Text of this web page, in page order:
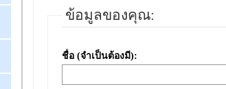
ข้อมูลของคุณ:
ชื่อ (จำเป็นต้องมี):